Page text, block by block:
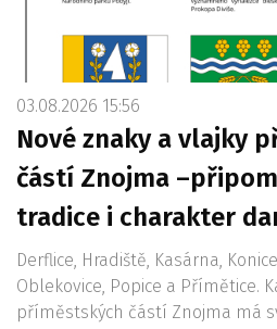
03.08.2026 15:56
Nové znaky a vlajky
částí Znojma
tradice i charakter
Derflice, Hradiště, Kasárna,
Oblekovice, Popice a Přímětice.
příměstských částí Znojma má